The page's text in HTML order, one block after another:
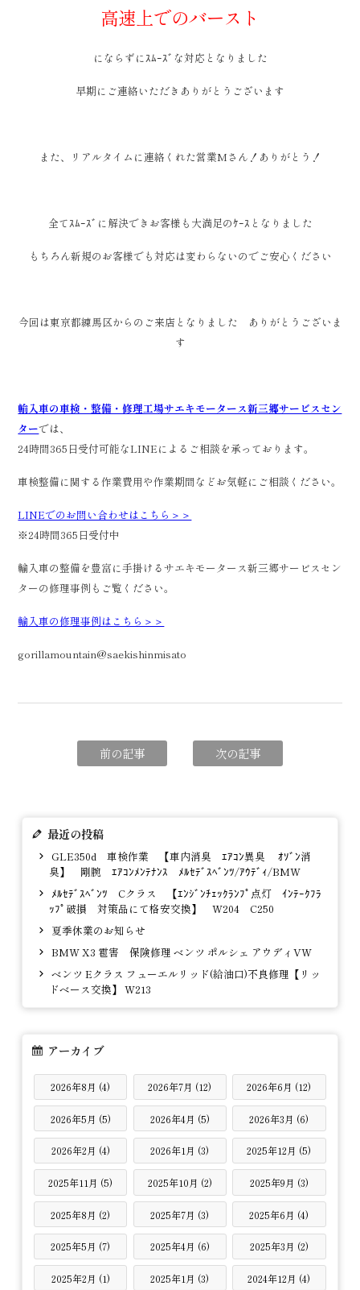
高速上でのバースト
にならずにｽﾑｰｽﾞな対応となりました
早期にご連絡いただきありがとうございます
また、リアルタイムに連絡くれた営業Mさん！ありがとう！
全てｽﾑｰｽﾞに解決できお客様も大満足のｹｰｽとなりました
もちろん新規のお客様でも対応は変わらないのでご安心ください
今回は東京都練馬区からのご来店となりました ありがとうございま
す
輸入車の車検・整備・修理工場サエキモータース新三郷サービスセン
ターでは、
24時間365日受付可能なLINEによるご相談を承っております。
車検整備に関する作業費用や作業期間などお気軽にご相談ください。
LINEでのお問い合わせはこちら＞＞
※24時間365日受付中
輸入車の整備を豊富に手掛けるサエキモータース新三郷サービスセン
ターの修理事例もご覧ください。
輸入車の修理事例はこちら＞＞
gorillamountain@saekishinmisato
前の記事 次の記事
最近の投稿
GLE350d 車検作業 【車内消臭 ｴｱｺﾝ異臭 ｵｿﾞﾝ消
臭】 剛腕 ｴｱｺﾝﾒﾝﾃﾅﾝｽ ﾒﾙｾﾃﾞｽﾍﾞﾝﾂ/ｱｳﾃﾞｨ/BMW
ﾒﾙｾﾃﾞｽﾍﾞﾝﾂ Cクラス 【ｴﾝｼﾞﾝﾁｪｯｸﾗﾝﾌﾟ点灯 ｲﾝﾃｰｸﾌﾗ
ｯﾌﾟ破損 対策品にて格安交換】 W204 C250
夏季休業のお知らせ
BMW X3 雹害 保険修理 ベンツ ポルシェ アウディVW
ベンツ Eクラス フューエルリッド(給油口)不良修理【リッ
ドベース交換】 W213
アーカイブ
2026年8月 (4) 2026年7月 (12) 2026年6月 (12)
2026年5月 (5) 2026年4月 (5) 2026年3月 (6)
2026年2月 (4) 2026年1月 (3) 2025年12月 (5)
2025年11月 (5) 2025年10月 (2) 2025年9月 (3)
2025年8月 (2) 2025年7月 (3) 2025年6月 (4)
2025年5月 (7) 2025年4月 (6) 2025年3月 (2)
2025年2月 (1) 2025年1月 (3) 2024年12月 (4)